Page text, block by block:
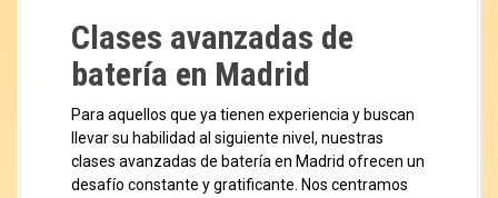
Clases avanzadas de
batería en Madrid
Para aquellos que ya tienen experiencia y buscan
llevar su habilidad al siguiente nivel, nuestras
clases avanzadas de batería en Madrid ofrecen un
desafío constante y gratificante. Nos centramos